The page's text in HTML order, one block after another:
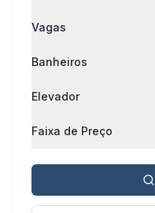
Vagas
Banheiros
Elevador
Faixa de Preço